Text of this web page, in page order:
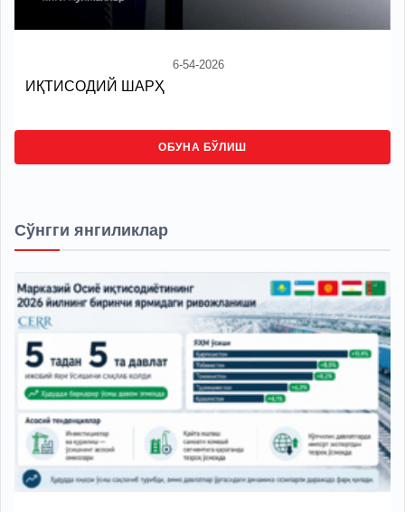
6-54-2026
ИҚТИСОДИЙ ШАРҲ
ОБУНА БЎЛИШ
Сўнгги янгиликлар